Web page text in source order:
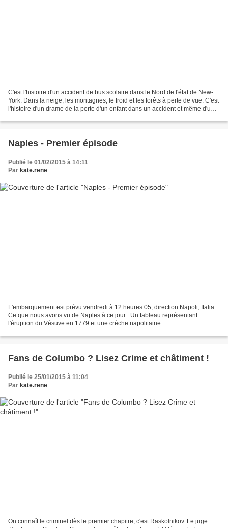
C'est l'histoire d'un accident de bus scolaire dans le Nord de l'état de New-
York. Dans la neige, les montagnes, le froid et les forêts à perte de vue. C'est
l'histoire d'un drame de la perte d'un enfant dans un accident et même d'une
Naples - Premier épisode
Publié le 01/02/2015 à 14:11
Par kate.rene
L'embarquement est prévu vendredi à 12 heures 05, direction Napoli, Italia.
Ce que nous avons vu de Naples à ce jour : Un tableau représentant
l'éruption du Vésuve en 1779 et une crèche napolitaine.
????????????????? Le...
Fans de Columbo ? Lisez Crime et châtiment !
Publié le 25/01/2015 à 11:04
Par kate.rene
On connaît le criminel dès le premier chapitre, c'est Raskolnikov. Le juge